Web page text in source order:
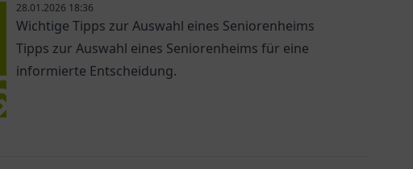
28.01.2026 18:36
Wichtige Tipps zur Auswahl eines Seniorenheims
Tipps zur Auswahl eines Seniorenheims für eine
informierte Entscheidung.